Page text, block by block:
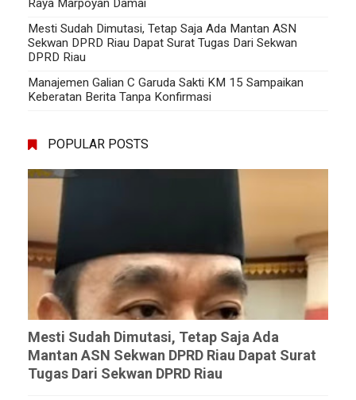
Raya Marpoyan Damai
Mesti Sudah Dimutasi, Tetap Saja Ada Mantan ASN
Sekwan DPRD Riau Dapat Surat Tugas Dari Sekwan
DPRD Riau
Manajemen Galian C Garuda Sakti KM 15 Sampaikan
Keberatan Berita Tanpa Konfirmasi
POPULAR POSTS
Mesti Sudah Dimutasi, Tetap Saja Ada
Mantan ASN Sekwan DPRD Riau Dapat Surat
Tugas Dari Sekwan DPRD Riau